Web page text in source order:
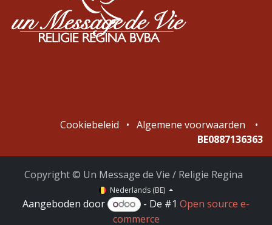
Cookiebeleid • Algemene voorwaarden
•
BE0887136363
Copyright © Un Message de Vie / Religie Regina
Nederlands (BE)
Aangeboden door - De #1 Open source e-
commerce